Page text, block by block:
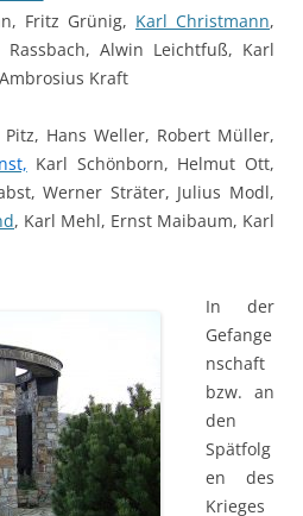
Fritz Grünig, Karl Christmann,
Alwin Leichtfuß, Karl
Kraft
Hans Weller, Robert Müller,
Karl Schönborn, Helmut Ott,
Werner Sträter, Julius Modl,
, Karl Mehl, Ernst Maibaum, Karl
In der
Gefange
nschaft
bzw. an
den
Spätfolg
en des
Krieges